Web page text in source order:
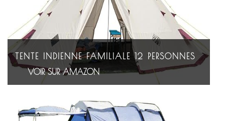
TENTE INDIENNE FAMILIALE 12 PERSONNES
VOIR SUR AMAZON